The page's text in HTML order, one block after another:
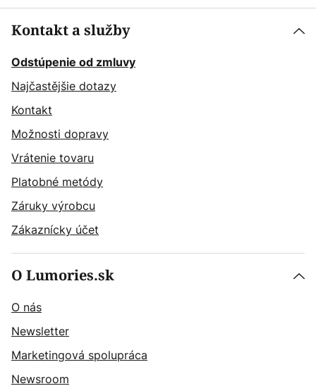
Kontakt a služby
Odstúpenie od zmluvy
Najčastějšie dotazy
Kontakt
Možnosti dopravy
Vrátenie tovaru
Platobné metódy
Záruky výrobcu
Zákaznícky účet
O Lumories.sk
O nás
Newsletter
Marketingová spolupráca
Newsroom